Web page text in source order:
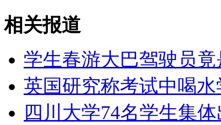
半夜耍酒疯 醉驾男拳打小区保安
山西运城恶犬咬伤多人 警民合力深夜将其击毙
女孩北京地铁殴打老人 痛下狠手拳打脚踢
相关报道
学生春游大巴驾驶员
英国研究称考试中喝
四川大学74名学生集